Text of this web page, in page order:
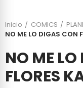
Inicio COMICS
NO ME LO DIGAS CON
NO ME
FLORES